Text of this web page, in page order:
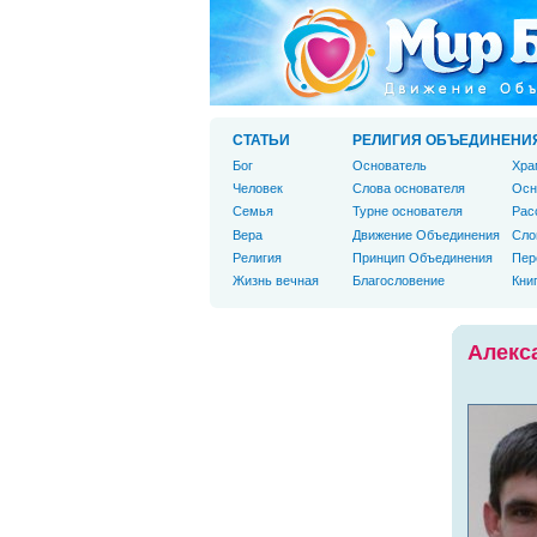
СТАТЬИ
Бог
Человек
Cемья
Вера
Религия
Жизнь вечная
РЕЛИГИЯ
Основатель
Слова основателя
Турне основателя
Движение Объединения
Принцип Объединения
Благословение